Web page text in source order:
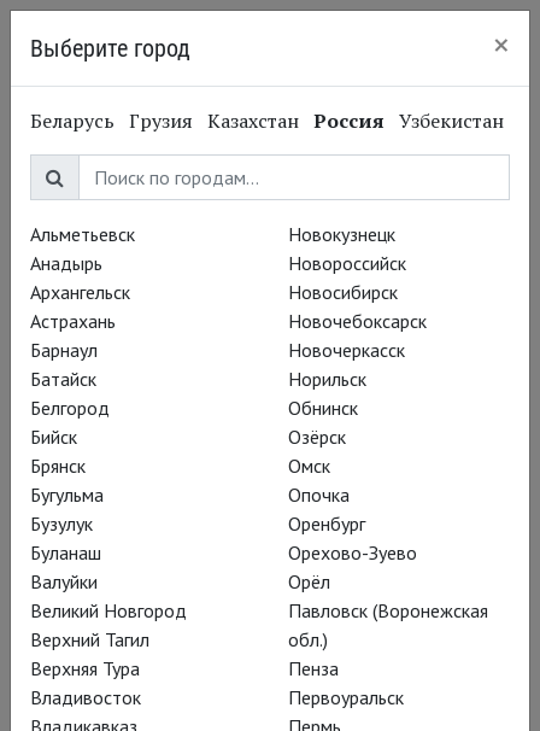
Абонемент «Глобус:
Исторические хроники
Шекспира»
Глобус: Генрих IV (Часть 1)
Глобус: Ричард II
Выберите город ×
Беларусь Грузия Казахстан Россия Узбекистан
Альметьевск
Анадырь
Архангельск
Астрахань
Барнаул
Батайск
Белгород
Бийск
Брянск
Бугульма
Бузулук
Буланаш
Валуйки
Великий Новгород
Верхний Тагил
Верхняя Тура
Владивосток
Владикавказ
Новокузнецк
Новороссийск
Новосибирск
Новочебоксарск
Новочеркасск
Норильск
Обнинск
Озёрск
Омск
Опочка
Оренбург
Орехово-Зуево
Орёл
Павловск (Воронежская
обл.)
Пенза
Первоуральск
Пермь